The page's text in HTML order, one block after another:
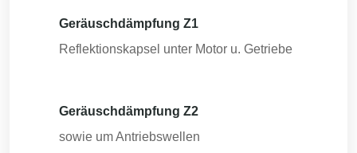
Geräuschdämpfung Z1
Reflektionskapsel unter Motor u. Getriebe
Geräuschdämpfung Z2
sowie um Antriebswellen